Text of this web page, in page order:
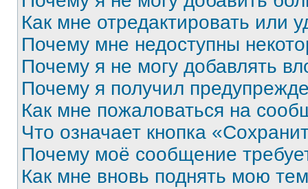
Как мне отредактировать или
Почему мне недоступны
Почему я не могу добавлять
Почему я получил
Как мне пожаловаться на
Что означает кнопка
Почему моё сообщение
Как мне вновь поднять мою